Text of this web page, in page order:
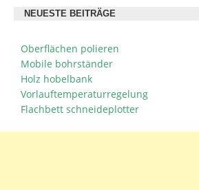
NEUESTE BEITRÄGE
Oberflächen polieren
Mobile bohrständer
Holz hobelbank
Vorlauftemperaturregelung
Flachbett schneideplotter